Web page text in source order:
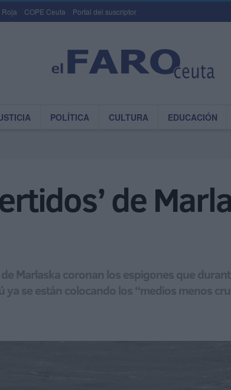
Roja COPE Ceuta Portal del suscriptor
POLÍTICA CULTURA EDUCACIÓN
de
Marlaska coronan los espigones que
ya se están colocando los “medios menos